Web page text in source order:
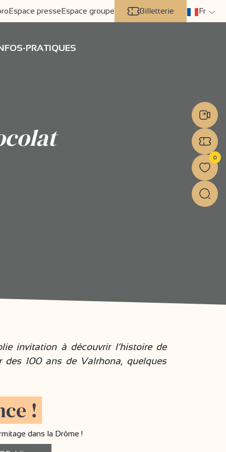
Espace presseEspace groupe Billetterie Fr
PRATIQUES
invitation à découvrir l’histoire de
des 100 ans de Valrhona, quelques
!
dans la Drôme !
0